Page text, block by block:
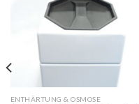
die
Wunschliste
ENTHÄRTUNG & OSMOSE